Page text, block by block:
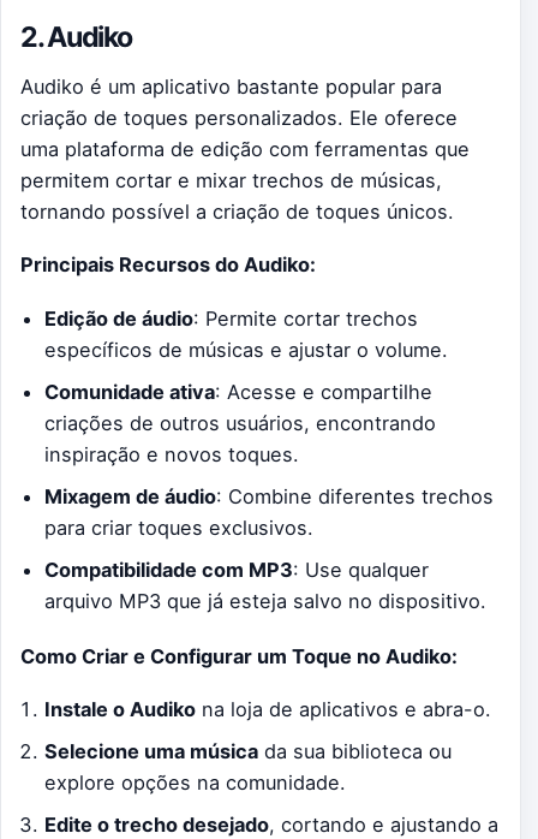
2. Audiko
Audiko é um aplicativo bastante popular para
criação de toques personalizados. Ele oferece
uma plataforma de edição com ferramentas que
permitem cortar e mixar trechos de músicas,
tornando possível a criação de toques únicos.
Principais Recursos do Audiko:
Edição de áudio: Permite cortar trechos
específicos de músicas e ajustar o volume.
Comunidade ativa: Acesse e compartilhe
criações de outros usuários, encontrando
inspiração e novos toques.
Mixagem de áudio: Combine diferentes trechos
para criar toques exclusivos.
Compatibilidade com MP3: Use qualquer
arquivo MP3 que já esteja salvo no dispositivo.
Como Criar e Configurar um Toque no Audiko:
Instale o Audiko na loja de aplicativos e abra-o.
Selecione uma música da sua biblioteca ou
explore opções na comunidade.
Edite o trecho desejado, cortando e ajustando a